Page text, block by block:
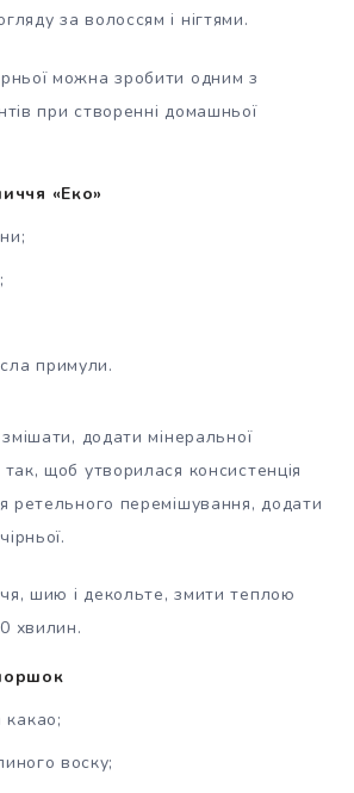
за волоссям і нігтями.
можна зробити одним з
при створенні домашньої
«Еко»
примули.
змішати, додати мінеральної
щоб утворилася консистенція
ретельного перемішування, додати
шию і декольте, змити теплою
хвилин.
какао;
воску;